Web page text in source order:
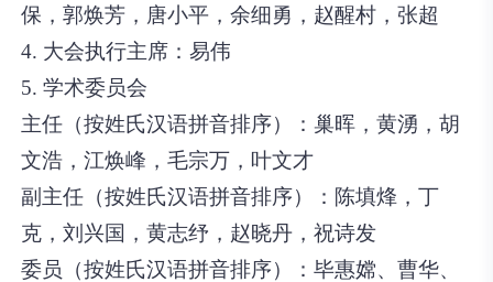
保，郭焕芳，唐小平，余细勇，赵醒村，张超
4. 大会执行主席：易伟
5. 学术委员会
主任（按姓氏汉语拼音排序）：巢晖，黄湧，胡
文浩，江焕峰，毛宗万，叶文才
副主任（按姓氏汉语拼音排序）： 陈填烽，丁
克，刘兴国，黄志纾，赵晓丹，祝诗发
委员（按姓氏汉语拼音排序）：毕惠嫦、曹华、